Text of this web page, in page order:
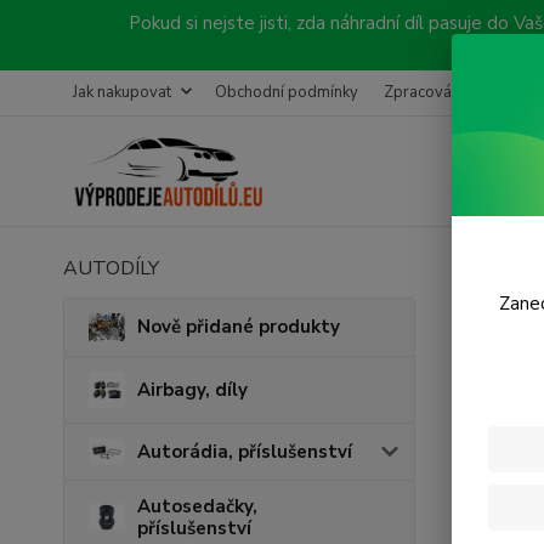
Pokud si nejste jisti, zda náhradní díl pasuje do
Jak nakupovat Obchodní podmínky Zpracování objednávky
AUTODÍLY
Nově přidané produkty
Airbagy, díly
Autorádia, příslušenství
Autosedačky,
příslušenství